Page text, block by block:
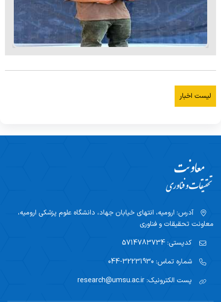
لیست اخبار
آدرس: ارومیه، انتهای خیابان جهاد، دانشگاه علوم پزشکی ارومیه،
معاونت تحقیقات و فناوری
کدپستی:
شماره تماس:
پست الکترونیک: